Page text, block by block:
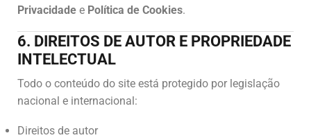
Privacidade e Política de Cookies.
6. DIREITOS DE AUTOR E PROPRIEDADE
INTELECTUAL
Todo o conteúdo do site está protegido por legislação
nacional e internacional:
Direitos de autor